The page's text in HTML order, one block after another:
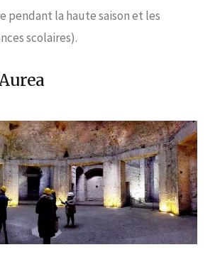
pendant la haute saison et les
scolaires).